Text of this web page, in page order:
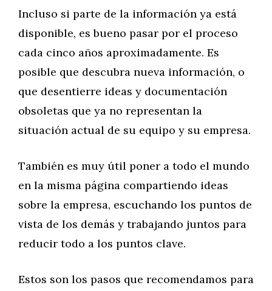
Incluso si parte de la información ya está
disponible, es bueno pasar por el proceso
cada cinco años aproximadamente. Es
posible que descubra nueva información, o
que desentierre ideas y documentación
obsoletas que ya no representan la
situación actual de su equipo y su empresa.
También es muy útil poner a todo el mundo
en la misma página compartiendo ideas
sobre la empresa, escuchando los puntos de
vista de los demás y trabajando juntos para
reducir todo a los puntos clave.
Estos son los pasos que recomendamos para